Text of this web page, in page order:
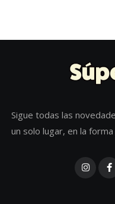
Sigue todas las
un solo lugar, en la